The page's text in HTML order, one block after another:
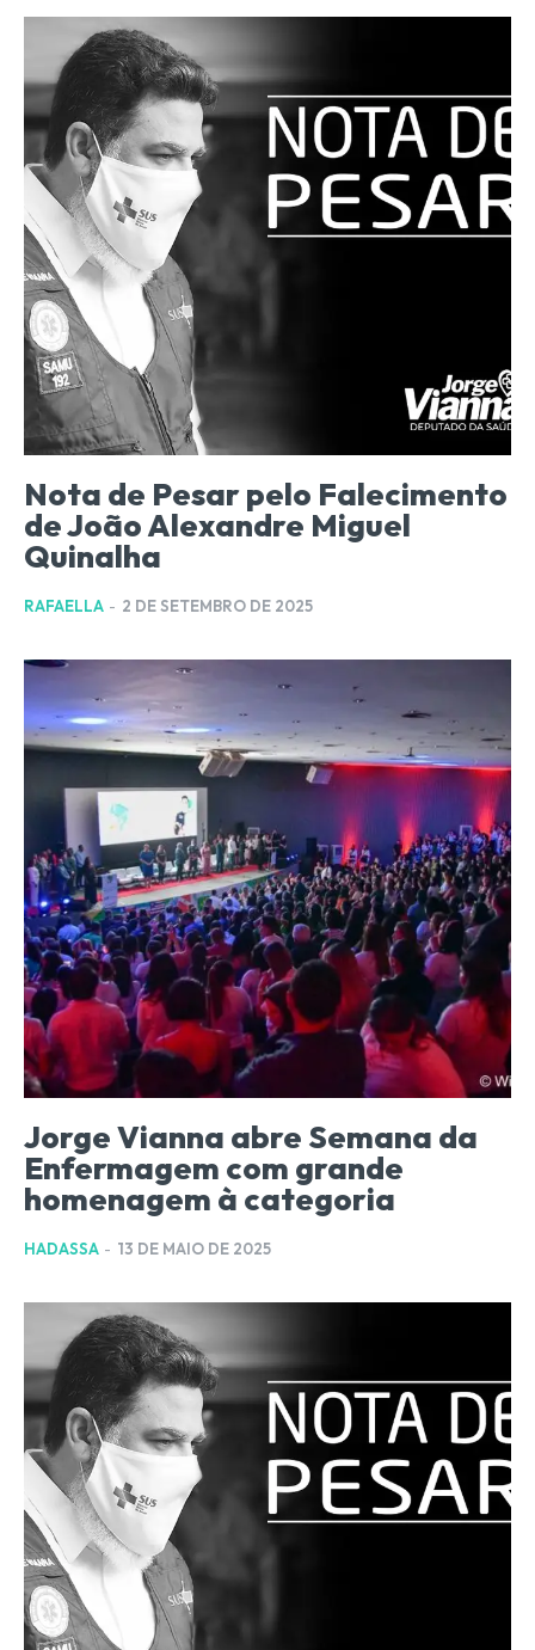
Nota de Pesar pelo Falecimento
de João Alexandre Miguel
Quinalha
RAFAELLA - 2 DE SETEMBRO DE 2025
Jorge Vianna abre Semana da
Enfermagem com grande
homenagem à categoria
HADASSA - 13 DE MAIO DE 2025